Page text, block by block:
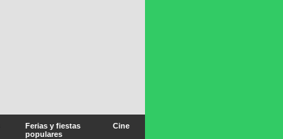
Ferias y fiestas
populares
Cine